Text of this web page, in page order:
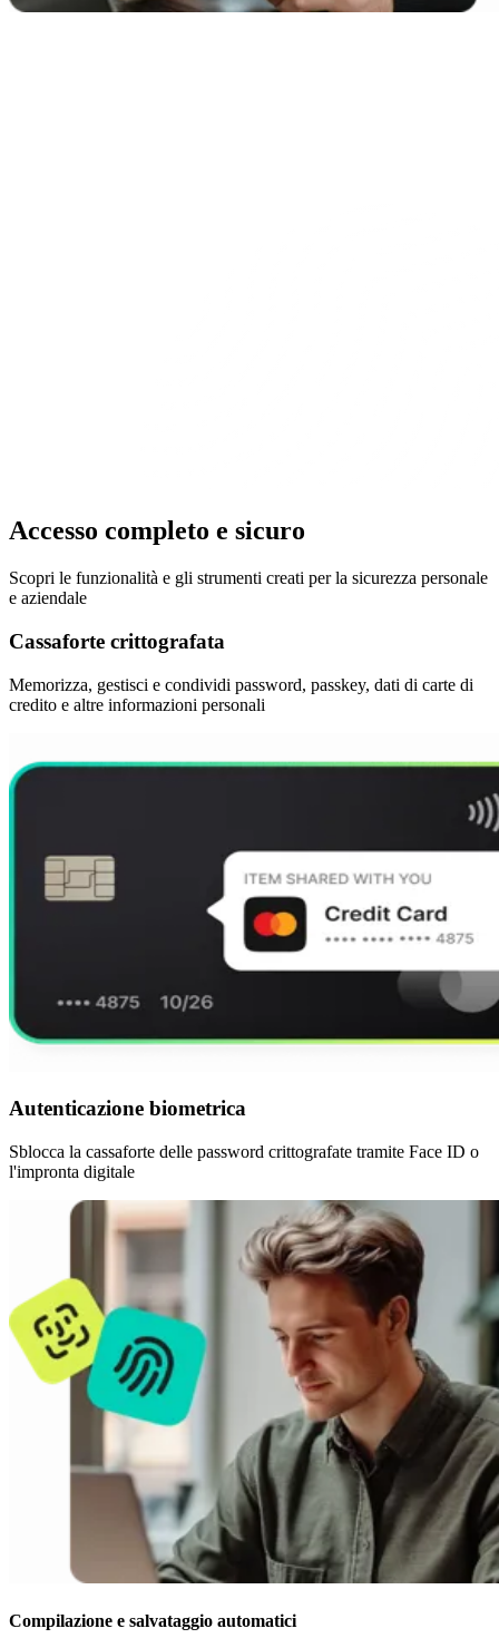
Accesso completo e sicuro
Scopri le funzionalità e gli strumenti creati per la sicurezza personale
e aziendale
Cassaforte crittografata
Memorizza, gestisci e condividi password, passkey, dati di carte di
credito e altre informazioni personali
Autenticazione biometrica
Sblocca la cassaforte delle password crittografate tramite Face ID o
l'impronta digitale
Compilazione e salvataggio automatici